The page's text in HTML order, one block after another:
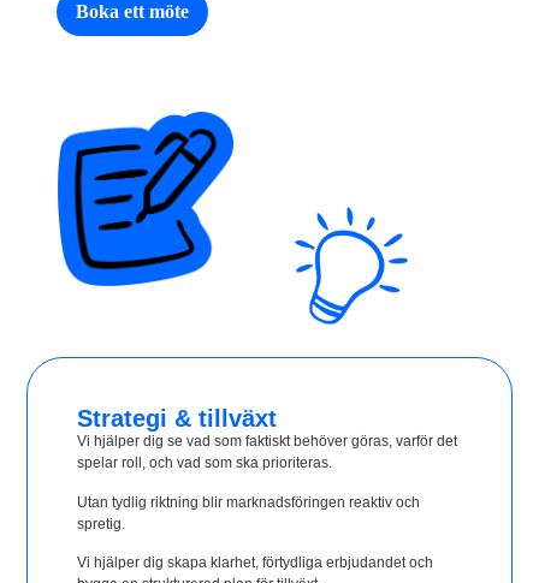
Boka ett möte
Strategi & tillväxt
Vi hjälper dig se vad som faktiskt behöver göras, varför det
spelar roll, och vad som ska prioriteras.
Utan tydlig riktning blir marknadsföringen reaktiv och
spretig.
Vi hjälper dig skapa klarhet, förtydliga erbjudandet och